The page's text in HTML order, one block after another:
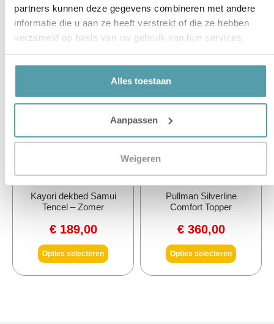
partners kunnen deze gegevens combineren met andere
informatie die u aan ze heeft verstrekt of die ze hebben
verzameld op basis van uw gebruik van hun services.
Alles toestaan
Aanpassen
Weigeren
€350,00 €280,00
Opties selecteren
€74,95
Opties selecteren
Kayori dekbed Samui
Tencel – Zomer
€189,00
Opties selecteren
Pullman Silverline
Comfort Topper
€360,00
Opties selecteren